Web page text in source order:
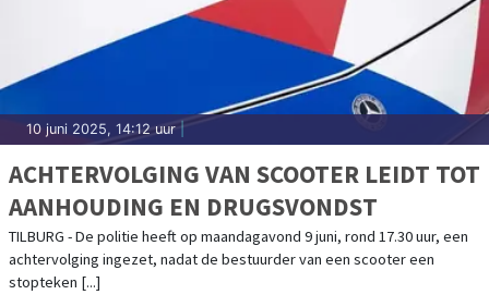
10 juni 2025, 14:12 uur|
ACHTERVOLGING VAN SCOOTER LEIDT TOT
AANHOUDING EN DRUGSVONDST
TILBURG - De politie heeft op maandagavond 9 juni, rond 17.30 uur, een
achtervolging ingezet, nadat de bestuurder van een scooter een
stopteken [...]